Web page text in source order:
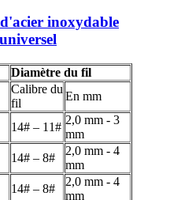
inoxydable
Diamètre du fil
Calibre du
fil
En mm
14# – 11#
2,0 mm - 3
mm
14# – 8#
2,0 mm - 4
mm
14# – 8#
2,0 mm - 4
mm